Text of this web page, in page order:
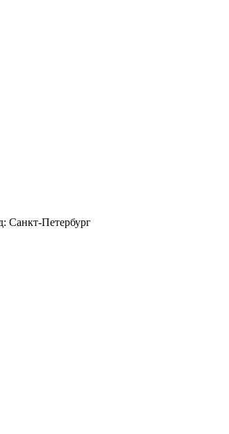
Санкт-Петербург